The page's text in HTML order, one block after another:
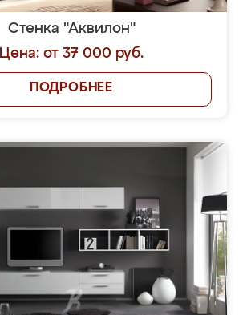
Стенка "Аквилон"
Цена: от 37 000 руб.
ПОДРОБНЕЕ